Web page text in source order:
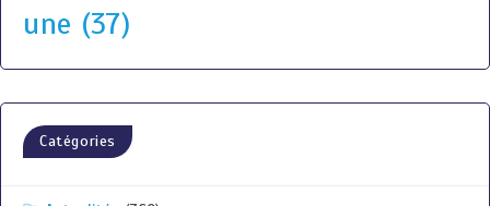
une (37)
Catégories